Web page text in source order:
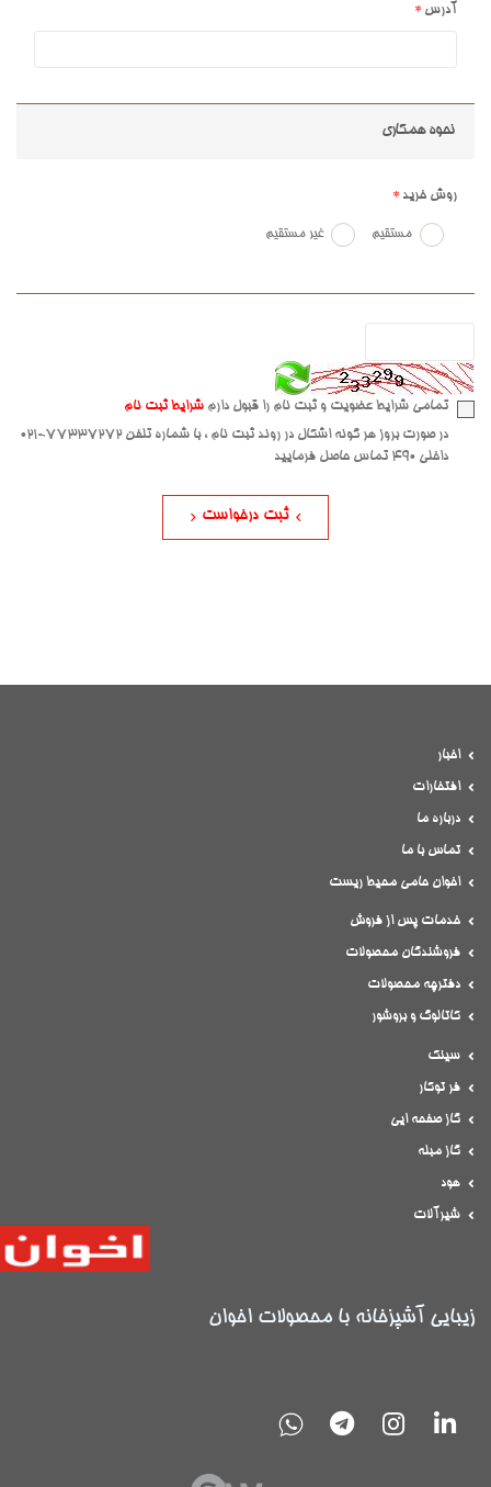
آدرس
نحوه همکاری
روش خرید
مستقیم غیر مستقیم
تمامی شرایط عضویت و ثبت نام را قبول دارم شرایط ثبت نام
در صورت بروز هر گونه اشکال در روند ثبت نام ، با شماره تلفن 77337272-021
داخلی 490 تماس حاصل فرمایید
ثبت درخواست
اخبار
افتخارات
درباره ما
تماس با ما
اخوان حامی محیط ریست
خدمات پس از فروش
فروشندگان محصولات
دفترچه محصولات
کاتالوگ و بروشور
سینک
فر توکار
گاز صفحه ایی
گاز مبله
هود
شیرآلات
زیبایی آشپزخانه با محصولات اخوان